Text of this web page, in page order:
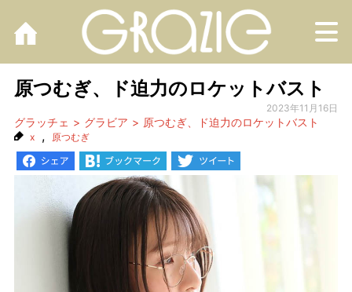
原つむぎ、ド迫力のロケットバスト
2023年11月16日
グラッチェ グラビア 原つむぎ、ド迫力のロケットバスト
x , 原つむぎ